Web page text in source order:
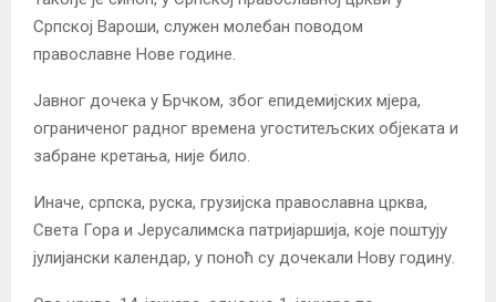
Српској Вароши, служен молебан поводом
православне Нове године.
Јавног дочека у Брчком, због епидемијских мјера,
ограниченог радног времена угоститељских објеката и
забране кретања, није било.
Иначе, српска, руска, грузијска православна црква,
Света Гора и Јерусалимска патријаршија, које поштују
јулијански календар, у поноћ су дочекали Нову годину.